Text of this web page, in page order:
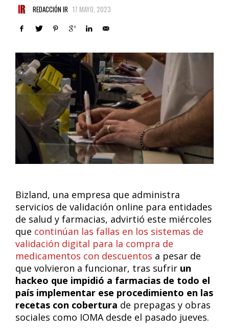
REDACCIÓN IR 17 MAYO, 2023
Bizland, una empresa que administra
servicios de validación online para entidades
de salud y farmacias, advirtió este miércoles
que continúan las fallas en los sistemas de
validación digital para la compra de
medicamentos con descuentos a pesar de
que volvieron a funcionar, tras sufrir un
hackeo que impidió a farmacias de todo el
país implementar ese procedimiento en las
recetas con cobertura de prepagas y obras
sociales como IOMA desde el pasado jueves.